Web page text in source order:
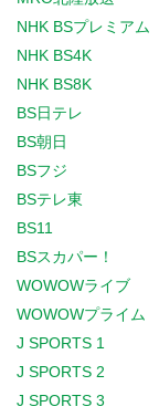
NHK BSプレミアム
NHK BS4K
NHK BS8K
BS日テレ
BS朝日
BSフジ
BSテレ東
BS11
BSスカパー！
WOWOWライブ
WOWOWプライム
J SPORTS 1
J SPORTS 2
J SPORTS 3